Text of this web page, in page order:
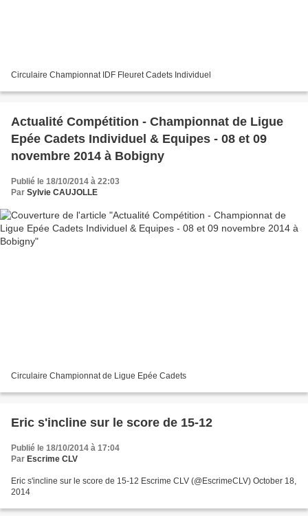
Circulaire Championnat IDF Fleuret Cadets Individuel
Actualité Compétition - Championnat de Ligue
Epée Cadets Individuel & Equipes - 08 et 09
novembre 2014 à Bobigny
Publié le 18/10/2014 à 22:03
Par Sylvie CAUJOLLE
Circulaire Championnat de Ligue Epée Cadets
Eric s'incline sur le score de 15-12
Publié le 18/10/2014 à 17:04
Par Escrime CLV
Eric s'incline sur le score de 15-12 Escrime CLV (@EscrimeCLV) October 18,
2014